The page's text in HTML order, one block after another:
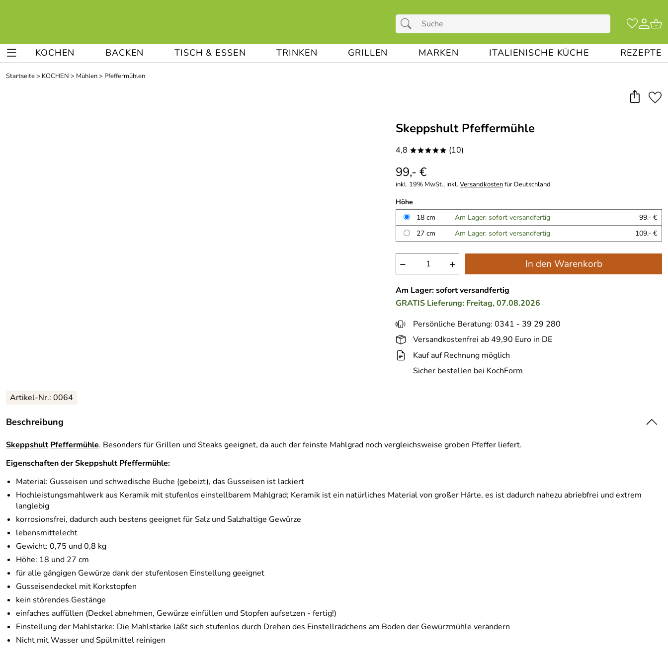
KOCHEN BACKEN TISCH & ESSEN TRINKEN GRILLEN MARKEN ITALIENISCHE KÜCHE REZEPTE
Startseite> KOCHEN > Mühlen> Pfeffermühlen
Skeppshult Pfeffermühle
4,8 ***** (10)
99,- €
inkl. 19% MwSt., inkl.Versandkostenfür Deutschland
Höhe
18 cm
Am Lager: sofort versandfertig
99,- €
27 cm
Am Lager: sofort versandfertig 109,- €
− + In den Warenkorb
Am Lager: sofort versandfertig
GRATIS Lieferung: Freitag, 07.08.2026
Persönliche Beratung: 0341 - 39 29 280
Versandkostenfrei ab 49,90 Euro in DE
Kauf auf Rechnung möglich
Sicher bestellen bei KochForm
Artikel-Nr.: 0064
Beschreibung
Skeppshult Pfeffermühle. Besonders für Grillen und Steaks geeignet, da auch der feinste Mahlgrad noch vergleichsweise groben Pfeffer liefert.
Eigenschaften der Skeppshult Pfeffermühle:
Material: Gusseisen und schwedische Buche (gebeizt), das Gusseisen ist lackiert
Hochleistungsmahlwerk aus Keramik mit stufenlos einstellbarem Mahlgrad; Keramik ist ein natürliches Material von großer Härte, es ist dadurch nahezu abriebfrei und extrem
langlebig
korrosionsfrei, dadurch auch bestens geeignet für Salz und Salzhaltige Gewürze
lebensmittelecht
Gewicht: 0,75 und 0,8 kg
Höhe: 18 und 27 cm
für alle gängigen Gewürze dank der stufenlosen Einstellung geeignet
Gusseisendeckel mit Korkstopfen
kein störendes Gestänge
einfaches auffüllen (Deckel abnehmen, Gewürze einfüllen und Stopfen aufsetzen - fertig!)
Einstellung der Mahlstärke: Die Mahlstärke läßt sich stufenlos durch Drehen des Einstellrädchens am Boden der Gewürzmühle verändern
Nicht mit Wasser und Spülmittel reinigen